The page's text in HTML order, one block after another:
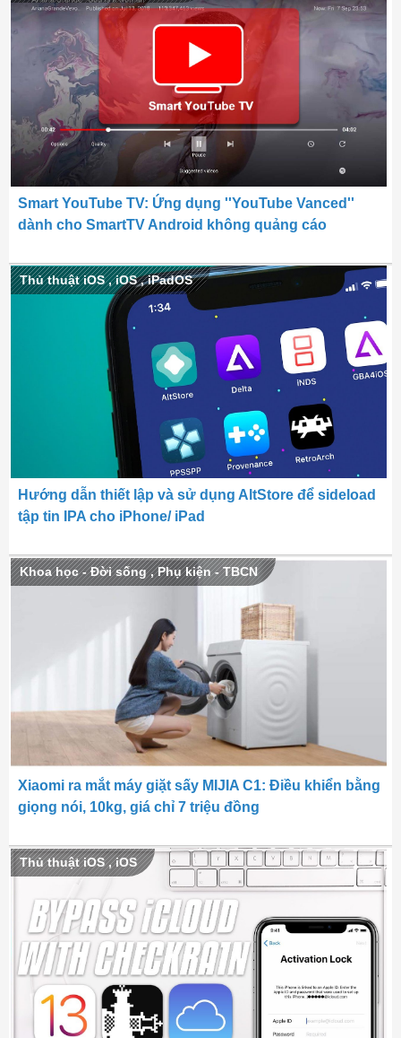
Smart YouTube TV: Ứng dụng ''YouTube Vanced''
dành cho SmartTV Android không quảng cáo
Thủ thuật iOS ,iOS ,iPadOS
Hướng dẫn thiết lập và sử dụng AltStore để sideload
tập tin IPA cho iPhone/ iPad
Khoa học - Đời sống ,Phụ kiện - TBCN
Xiaomi ra mắt máy giặt sấy MIJIA C1: Điều khiển bằng
giọng nói, 10kg, giá chỉ 7 triệu đồng
Thủ thuật iOS ,iOS